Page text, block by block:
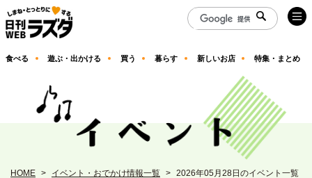
食べる 遊ぶ・出かける 買う 暮らす 新しいお店 特集・まとめ
HOME イベント・おでかけ情報一覧 2026年05月28日のイベント一覧